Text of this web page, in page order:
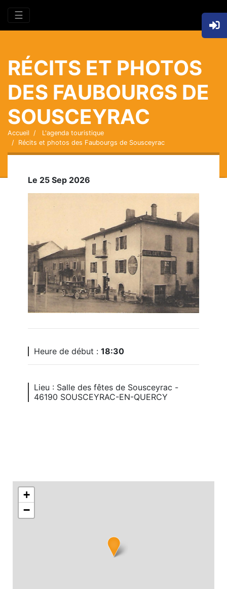
☰
RÉCITS ET PHOTOS
DES FAUBOURGS DE
SOUSCEYRAC
Accueil
L'agenda touristique
Récits et photos des Faubourgs de Sousceyrac
Le 25 Sep 2026
Heure de début : 18:30
Lieu : Salle des fêtes de Sousceyrac -
46190 SOUSCEYRAC-EN-QUERCY
+
−